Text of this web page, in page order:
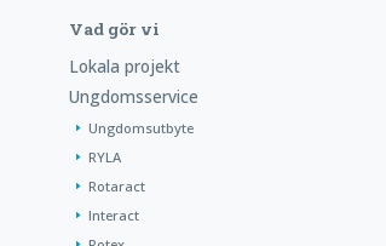
Vad gör vi
Lokala projekt
Ungdomsservice
Ungdomsutbyte
RYLA
Rotaract
Interact